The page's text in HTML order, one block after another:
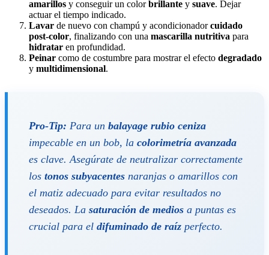
amarillos y conseguir un colorbrillante y suave. Dejar
actuar el tiempo indicado.
Lavar de nuevo con champú y acondicionadorcuidado
post-color, finalizando con una mascarilla nutritiva para
hidratar en profundidad.
Peinar como de costumbre para mostrar el efecto degradado
y multidimensional.
Pro-Tip: Para un balayage rubio ceniza
impecable en un bob, la colorimetría avanzada
es clave. Asegúrate de neutralizar correctamente
los tonos subyacentes naranjas o amarillos con
el matiz adecuado para evitar resultados no
deseados. La saturación de medios a puntas es
crucial para el difuminado de raíz perfecto.